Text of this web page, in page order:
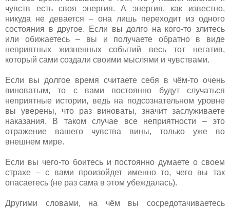
чувств есть своя энергия. А энергия, как известно,
никуда не девается – она лишь переходит из одного
состояния в другое. Если вы долго на кого-то злитесь
или обижаетесь – вы и получаете обратно в виде
неприятных жизненных событий весь тот негатив,
который сами создали своими мыслями и чувствами.
Если вы долгое время считаете себя в чём-то очень
виноватым, то с вами постоянно будут случаться
неприятные истории, ведь на подсознательном уровне
вы уверены, что раз виноваты, значит заслуживаете
наказания. В таком случае все неприятности – это
отражение вашего чувства вины, только уже во
внешнем мире.
Если вы чего-то боитесь и постоянно думаете о своем
страхе – с вами произойдет именно то, чего вы так
опасаетесь (не раз сама в этом убеждалась).
Другими словами, на чём вы сосредотачиваетесь